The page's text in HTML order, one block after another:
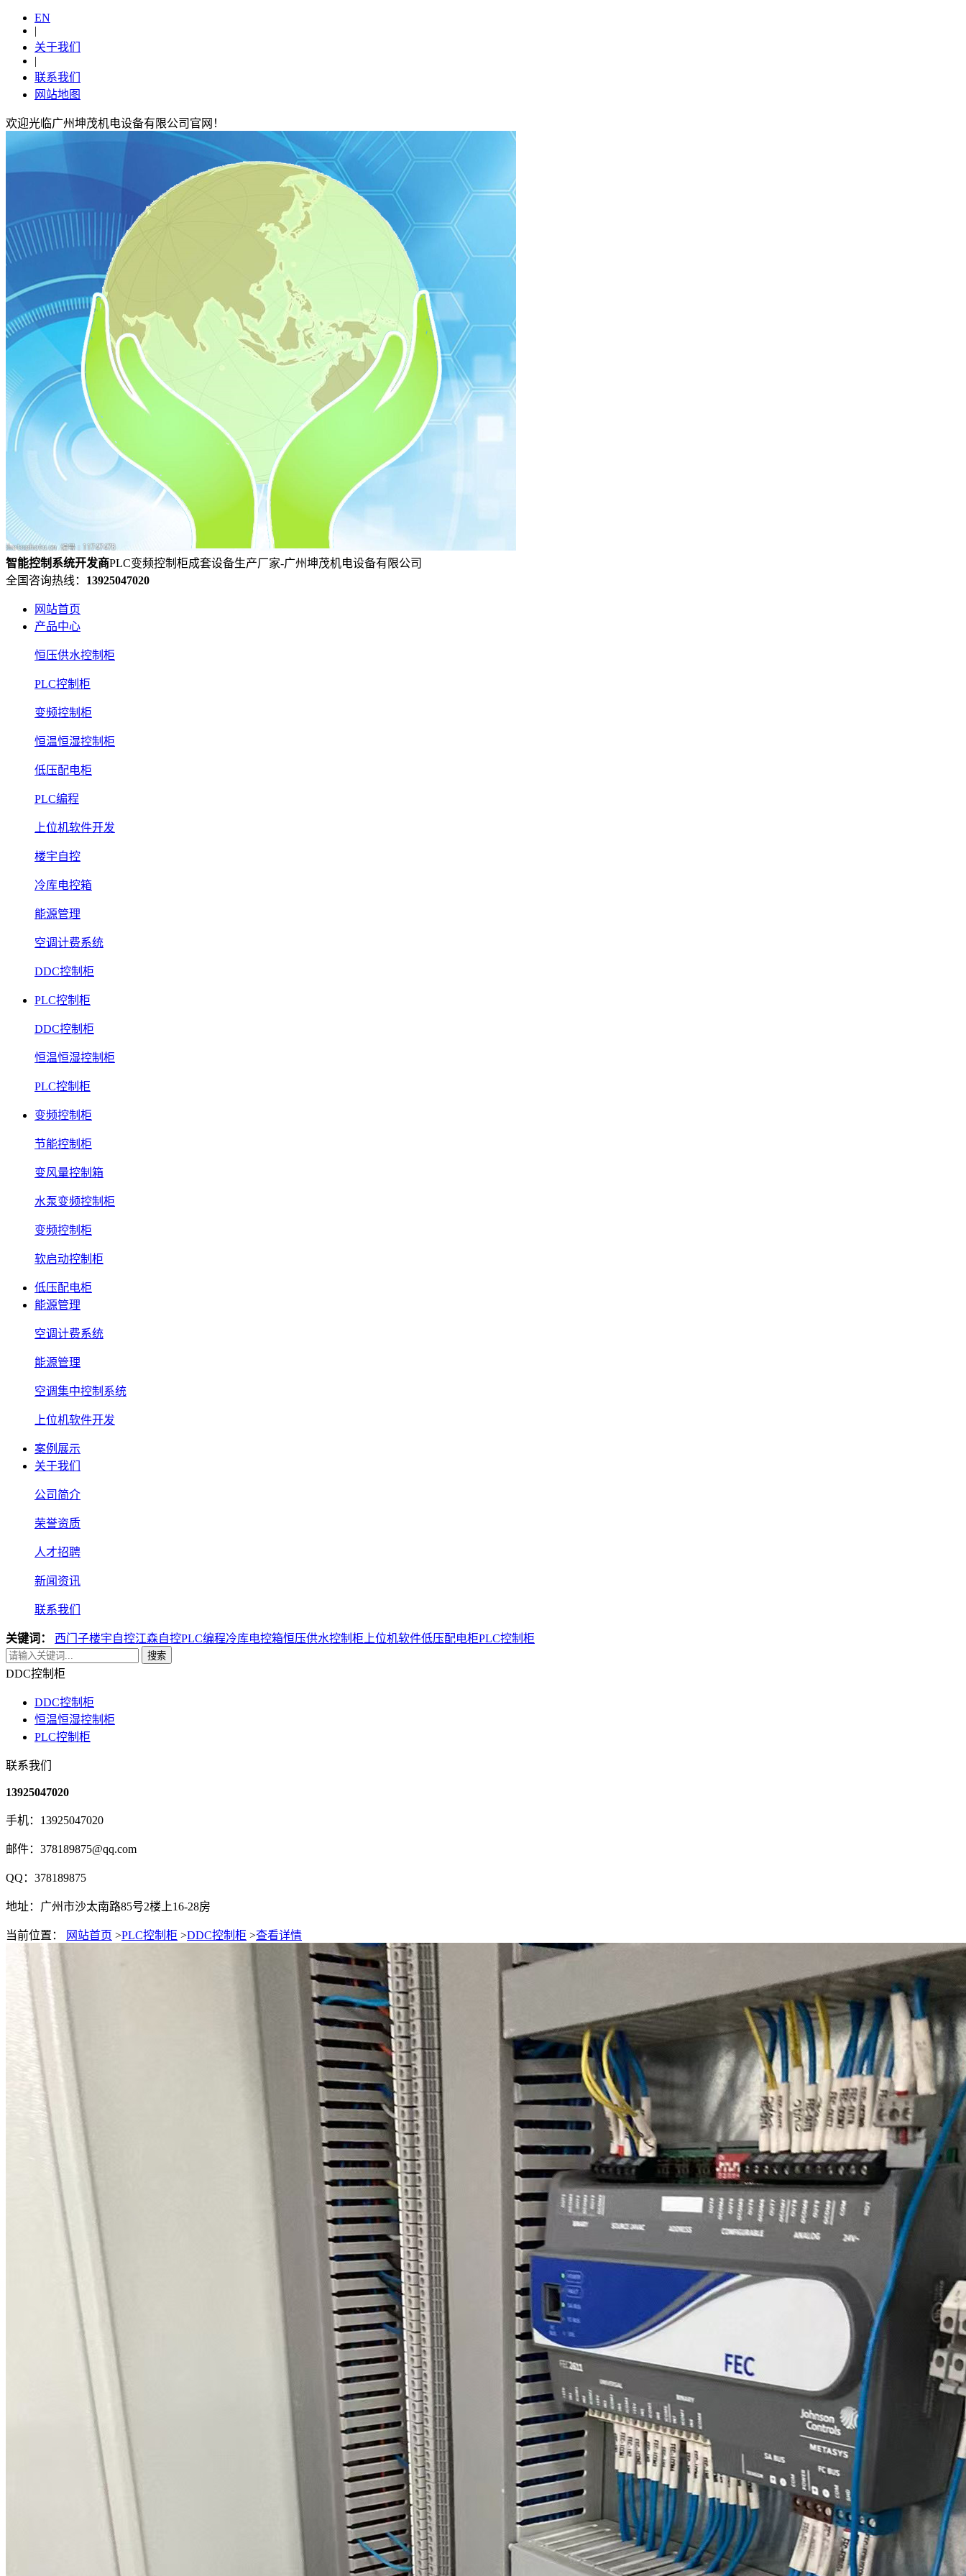
EN
|
关于我们
|
联系我们
网站地图
欢迎光临广州坤茂机电设备有限公司官网！
智能控制系统开发商PLC变频控制柜成套设备生产厂家-广州坤茂机电设备有限公司
全国咨询热线： 13925047020
网站首页
产品中心
恒压供水控制柜
PLC控制柜
变频控制柜
恒温恒湿控制柜
低压配电柜
PLC编程
上位机软件开发
楼宇自控
冷库电控箱
能源管理
空调计费系统
DDC控制柜
PLC控制柜
DDC控制柜
恒温恒湿控制柜
PLC控制柜
变频控制柜
节能控制柜
变风量控制箱
水泵变频控制柜
变频控制柜
软启动控制柜
低压配电柜
能源管理
空调计费系统
能源管理
空调集中控制系统
上位机软件开发
案例展示
关于我们
公司简介
荣誉资质
人才招聘
新闻资讯
联系我们
关键词： 西门子楼宇自控江森自控PLC编程冷库电控箱恒压供水控制柜 上位机软件低压配电柜PLC控制柜
搜索
DDC控制柜
DDC控制柜
恒温恒湿控制柜
PLC控制柜
联系我们
13925047020
手机：13925047020
邮件：378189875@qq.com
QQ：378189875
地址：广州市沙太南路85号2楼上16-28房
当前位置： 网站首页 >PLC控制柜 >DDC控制柜 >查看详情